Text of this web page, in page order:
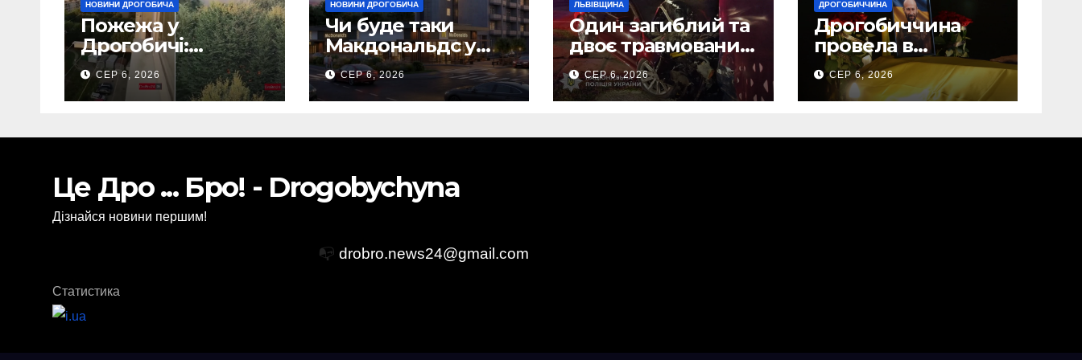
НОВИНИ ДРОГОБИЧА
Пожежа у
Дрогобичі:
Повідомляють що
горіло 5 гаражів
(Відео)
СЕР 6, 2026
НОВИНИ ДРОГОБИЧА
Чи буде таки
Макдональдс у
Дрогобичі? (Фото)
СЕР 6, 2026
ЛЬВІВЩИНА
Один загиблий та
двоє травмованих
внаслідок ДТП на
Самбірщині
СЕР 6, 2026
ДРОГОБИЧЧИНА
Дрогобиччина
провела в
останню земну
дорогу свого
Захисника – Олега
СЕР 6, 2026
Це Дро ... Бро! - Drogobychyna
Дізнайся новини першим!
📭 drobro.news24@gmail.com
Статистика